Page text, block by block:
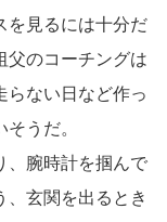
を見るには十分だ
父のコーチングは
らない日など作っ
うだ。
腕時計を掴んで
、玄関を出るとき